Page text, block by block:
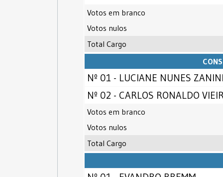
Votos em branco
Votos nulos
Total Cargo
Nº 01 - LUCIANE NUNES
Nº 02 - CARLOS RONALDO
Votos em branco
Votos nulos
Total Cargo